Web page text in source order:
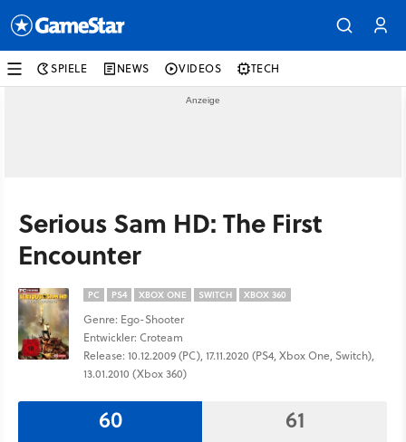
SPIELE NEWS VIDEOS TECH
Serious Sam HD: The First
Encounter
PC PS4 XBOX ONE SWITCH XBOX 360
Genre: Ego-Shooter
Entwickler: Croteam
Release: 10.12.2009 (PC), 17.11.2020 (PS4, Xbox One, Switch),
13.01.2010 (Xbox 360)
60 61